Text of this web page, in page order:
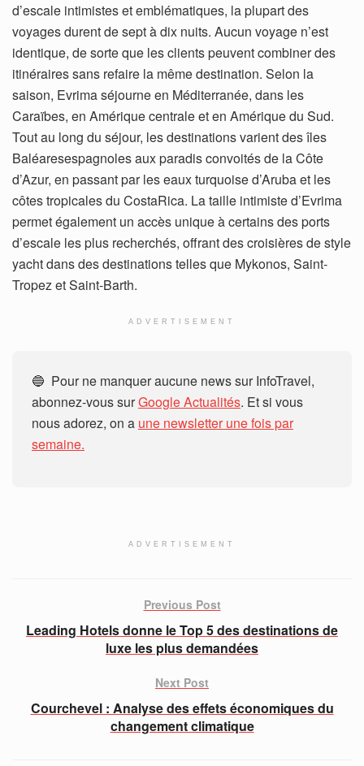
d’escale intimistes et emblématiques, la plupart des
voyages durent de sept à dix nuits. Aucun voyage n’est
identique, de sorte que les clients peuvent combiner des
itinéraires sans refaire la même destination. Selon la
saison, Evrima séjourne en Méditerranée, dans les
Caraïbes, en Amérique centrale et en Amérique du Sud.
Tout au long du séjour, les destinations varient des îles
Baléaresespagnoles aux paradis convoités de la Côte
d’Azur, en passant par les eaux turquoise d’Aruba et les
côtes tropicales du CostaRica. La taille intimiste d’Evrima
permet également un accès unique à certains des ports
d’escale les plus recherchés, offrant des croisières de style
yacht dans des destinations telles que Mykonos, Saint-
Tropez et Saint-Barth.
ADVERTISEMENT
🔵 Pour ne manquer aucune news sur InfoTravel,
abonnez-vous surGoogle Actualités. Et si vous
nous adorez, on a une newsletter une fois par
semaine.
ADVERTISEMENT
Previous Post
Leading Hotels donne le Top 5 des destinations de
luxe les plus demandées
Next Post
Courchevel : Analyse des effets économiques du
changement climatique